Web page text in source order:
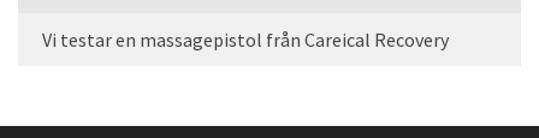
Vi testar en massagepistol från Careical Recovery